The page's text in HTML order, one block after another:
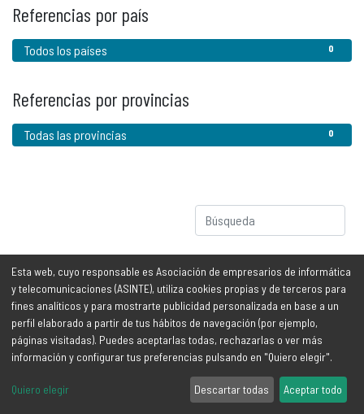
Referencias por país
0
Todos los países
Referencias por provincias
0
Todas las provincias
No se ha encontrado ningún resultado
Información legal
Aviso legal y protección de
Contáctanos
info@asinte.org
Tfno: (+34) 922 296 700
Esta web, cuyo responsable es Asociación de empresarios de informática
y telecomunicaciones (ASINTE), utiliza cookies propias y de terceros para
fines analíticos y para mostrarte publicidad personalizada en base a un
perfil elaborado a partir de tus hábitos de navegación (por ejemplo,
páginas visitadas). Puedes aceptarlas todas, rechazarlas o ver más
información y configurar tus preferencias pulsando en "Quiero elegir".
Quiero elegir Descartar todas Aceptar todo